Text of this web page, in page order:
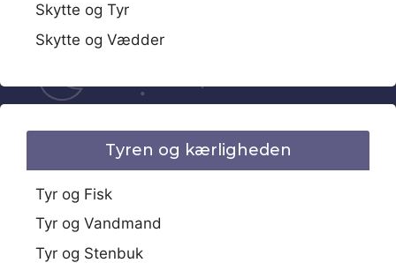
Skytte og Tyr
Skytte og Vædder
Tyren og kærligheden
Tyr og Fisk
Tyr og Vandmand
Tyr og Stenbuk